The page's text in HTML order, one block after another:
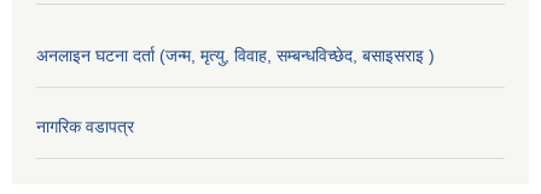
अनलाइन घटना दर्ता (जन्म, मृत्यु, विवाह, सम्बन्धविच्छेद, बसाइसराइ )
नागरिक वडापत्र